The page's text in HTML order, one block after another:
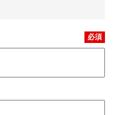
必須